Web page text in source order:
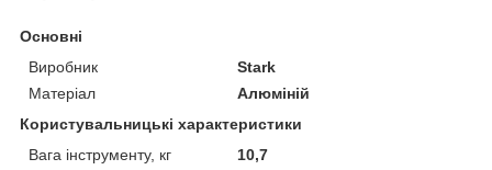
Основні
Виробник
Stark
Матеріал
Алюміній
Користувальницькі характеристики
Вага інструменту, кг
10,7